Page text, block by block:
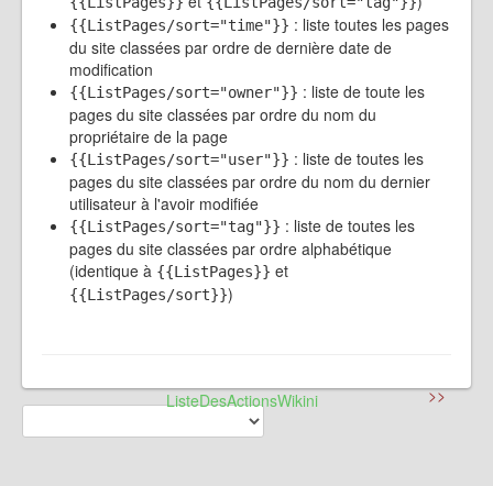
{{ListPages/sort="time"}} : liste toutes les pages
du site classées par ordre de dernière date de
modification
{{ListPages/sort="owner"}} : liste de toute les
pages du site classées par ordre du nom du
propriétaire de la page
{{ListPages/sort="user"}} : liste de toutes les
pages du site classées par ordre du nom du dernier
utilisateur à l'avoir modifiée
{{ListPages/sort="tag"}} : liste de toutes les
pages du site classées par ordre alphabétique
(identique à {{ListPages}} et
{{ListPages/sort}})
ListeDesActionsWikini >>